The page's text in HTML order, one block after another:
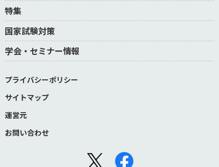
特集
国家試験対策
学会・セミナー情報
プライバシーポリシー
サイトマップ
運営元
お問い合わせ